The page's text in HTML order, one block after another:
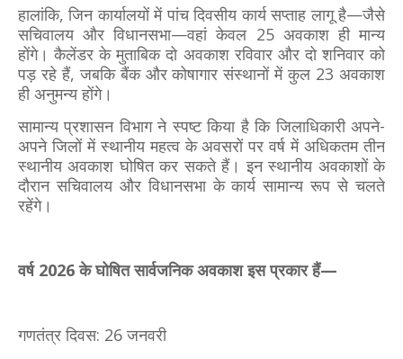
हालांकि, जिन कार्यालयों में पांच दिवसीय कार्य सप्ताह लागू है—जैसे
सचिवालय और विधानसभा—वहां केवल 25 अवकाश ही मान्य
होंगे। कैलेंडर के मुताबिक दो अवकाश रविवार और दो शनिवार को
पड़ रहे हैं, जबकि बैंक और कोषागार संस्थानों में कुल 23 अवकाश
ही अनुमन्य होंगे।
सामान्य प्रशासन विभाग ने स्पष्ट किया है कि जिलाधिकारी अपने-
अपने जिलों में स्थानीय महत्व के अवसरों पर वर्ष में अधिकतम तीन
स्थानीय अवकाश घोषित कर सकते हैं। इन स्थानीय अवकाशों के
दौरान सचिवालय और विधानसभा के कार्य सामान्य रूप से चलते
रहेंगे।
वर्ष 2026 के घोषित सार्वजनिक अवकाश इस प्रकार हैं—
गणतंत्र दिवस: 26 जनवरी